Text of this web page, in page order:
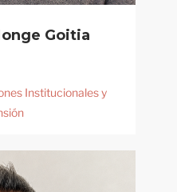
Goitia
Institucionales y